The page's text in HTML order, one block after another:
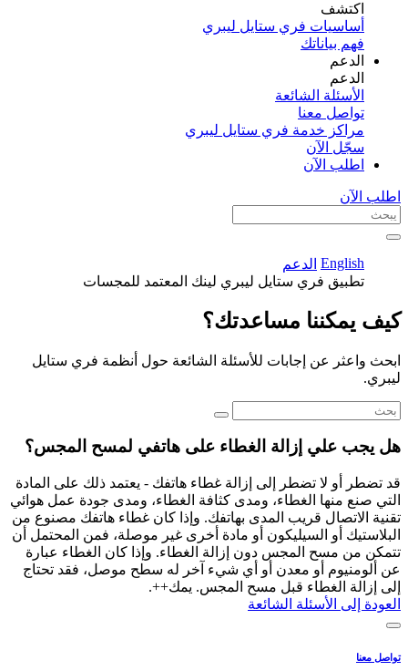
اكتشف​
أساسيات فري ستايل ليبري
فهم بياناتك
الدعم
الدعم
الأسئلة الشائعة
تواصل معنا
مراكز خدمة فري ستايل ليبري
سجّل الآن​
اطلب الآن
اطلب الآن
English الدعم
تطبيق فري ستايل ليبري لينك المعتمد للمجسات
كيف يمكننا مساعدتك؟
ابحث واعثر عن إجابات للأسئلة الشائعة حول أنظمة فري ستايل
ليبري.
هل يجب علي إزالة الغطاء على هاتفي لمسح المجس؟
قد تضطر أو لا تضطر إلى إزالة غطاء هاتفك - يعتمد ذلك على المادة
التي صنع منها الغطاء، ومدى كثافة الغطاء، ومدى جودة عمل هوائي
تقنية الاتصال قريب المدى بهاتفك. وإذا كان غطاء هاتفك مصنوع من
البلاستيك أو السيليكون أو مادة أخرى غير موصلة، فمن المحتمل أن
تتمكن من مسح المجس دون إزالة الغطاء. وإذا كان الغطاء عبارة
عن ألومنيوم أو معدن أو أي شيء آخر له سطح موصل، فقد تحتاج
إلى إزالة الغطاء قبل مسح المجس. يمك++.
العودة إلى الأسئلة الشائعة
تواصل معنا